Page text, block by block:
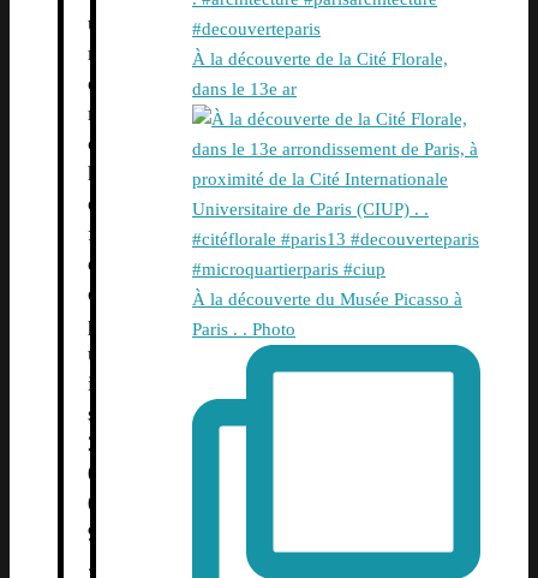
u
r
e
n
c
h
e
f
d
e
p
u
i
s
2
0
0
9
.
À la découverte de la Cité Florale,
dans le 13e ar
À la découverte du Musée Picasso à
Paris . . Photo